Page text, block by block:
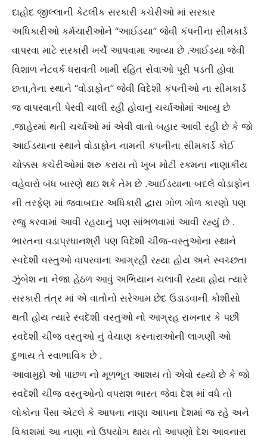
દાહોદ જીલ્લાની કેટલીક સરકારી કચેરીઓ માં સરકાર
અધિકારીઓ કર્મચારીઓને “આઈડયા” જેવી કંપનીના સીમકાર્ડ
વાપરવા માટે સરકારી ખર્ચે આપવામા આવ્યા છે .આઈડયા જેવી
વિશાળ નેટવર્ક ધરાવતી ખામી રહિત સેવાઓ પૂરી પડતી હોવા
છતા,તેના સ્થાને “વોડાફોન” જેવી વિદેશી કંપનીઓ ના સીમકાર્ડ
જ વાપરવાની પેરવી ચાલી રહી હોવાનું ચર્ચાઓમાં આવ્યું છે
.જાહેરમાં થતી ચર્ચાઓ માં એવી વાતો બહાર આવી રહી છે કે જો
આઈડયાના સ્થાને વોડાફોન નામની કંપનીના સીમકાર્ડ કોઈ
ચોક્કસ કચેરીઓમાં શરુ કરાય તો ખુબ મોટી રકમના નાણાકીય
વહેવારો બંધ બારણે થઇ શકે તેમ છે .આઈડયાના બદલે વોડાફોન
ની તરફેણ માં જવાબદાર અધિકારી દ્વારા ગોળ ગોળ કારણો પણ
રજુ કરવામાં આવી રહયાનું પણ સાંભળવામાં આવી રહ્યું છે .
ભારતના વડાપ્રધાનશ્રી પણ વિદેશી ચીજ-વસ્તુઓના સ્થાને
સ્વદેશી વસ્તુઓ વાપરવાના આગ્રહી રહ્યા હોય અને સ્વચ્છતા
ઝુંબેશ ના નેજા હેઠળ આવું અભિયાન ચલાવી રહ્યા હોય ત્યારે
સરકારી તંત્ર માં એ વાતોનો સરેઆમ છેદ ઉડાડવાની કોશીસો
થતી હોય ત્યારે સ્વદેશી વસ્તુઓ નો આગ્રહ રાખનાર કે પછી
સ્વદેશી ચીજ વસ્તુઓ નું વેચાણ કરનારાઓની લાગણી ઓ
દુભાય તે સ્વાભાવિક છે .
આવામુદ્દો ઓ પાછળ નો મૂળભૂત આશય તો એવો રહ્યો છે કે જો
સ્વદેશી ચીજ વસ્તુઓનો વપરાશ ભારત જેવા દેશ માં વધે તો
લોકોના પૈસા એટલે કે આપના નાણા આપના દેશમાં જ રહે અને
વિકાશમાં આ નાણા નો ઉપયોગ થાય તો આપણો દેશ આવનારા